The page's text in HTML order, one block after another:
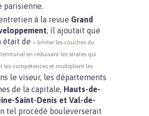
parisienne.
à la revue Grand
, il ajoutait que
était de « limiter les couches du
en réduisant les strates qui
les compétences et multiplient les
le viseur, les départements
de la capitale, Hauts-de-
Saint-Denis et Val-de-
tel procédé bouleverserait